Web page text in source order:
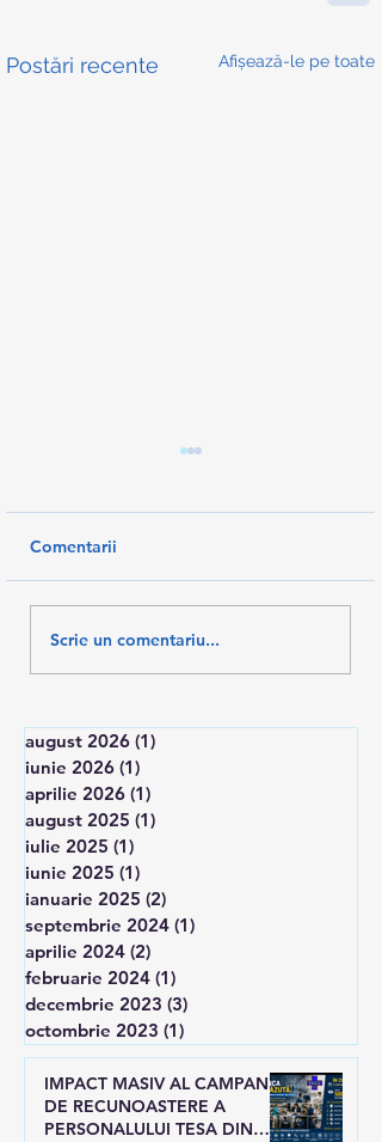
Postări recente Afișează-le pe toate
Cum protejam
Comentarii
Scrie un comentariu...
august 2026 (1)
iunie 2026 (1)
aprilie 2026 (1)
august 2025 (1)
iulie 2025 (1)
iunie 2025 (1)
ianuarie 2025 (2)
septembrie 2024 (1)
aprilie 2024 (2)
februarie 2024 (1)
decembrie 2023 (3)
octombrie 2023 (1)
IMPACT MASIV AL CAMPANIEI
DE RECUNOASTERE A
PERSONALULUI TESA DIN